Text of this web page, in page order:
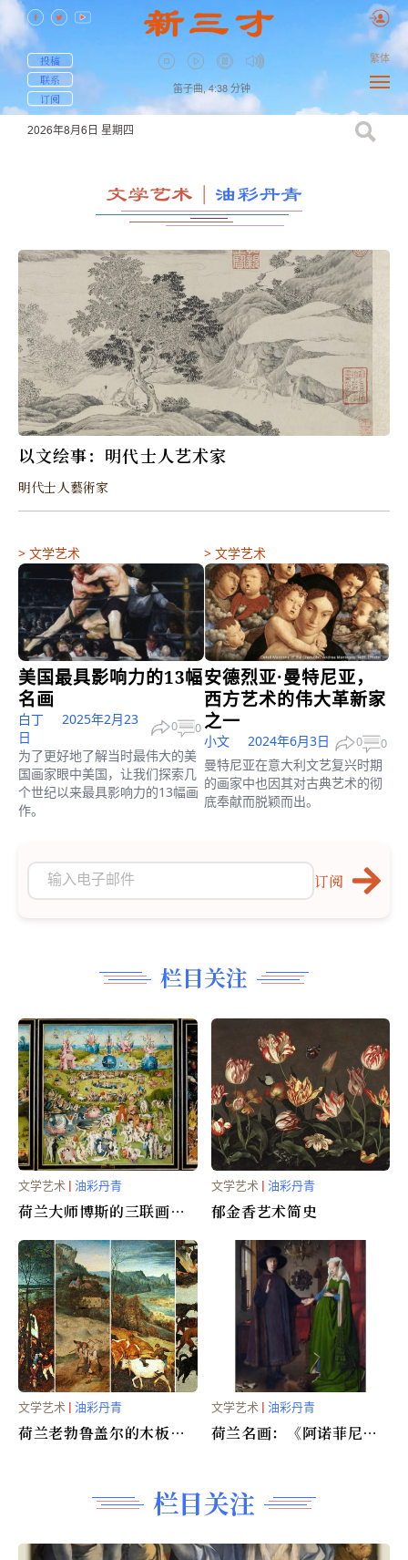
投稿
联系
订阅
笛子曲, 4:38 分钟
繁体
2026年8月6日 星期四
文学艺术 ｜ 油彩丹青
订阅
以文绘事：明代士人艺术家
明代士人藝術家
> 文学艺术
美国最具影响力的13幅
名画
白丁
2025年2月23
日
0 0
为了更好地了解当时最伟大的美
国画家眼中美国，让我们探索几
个世纪以来最具影响力的13幅画
作。
> 文学艺术
安德烈亚·曼特尼亚，
西方艺术的伟大革新家
之一
小文 2024年6月3日 0 0
曼特尼亚在意大利文艺复兴时期
的画家中也因其对古典艺术的彻
底奉献而脱颖而出。
栏目关注
文学艺术 | 油彩丹青
荷兰大师博斯的三联画︰
文学艺术 | 油彩丹青
郁金香艺术简史
文学艺术 | 油彩丹青
荷兰老勃鲁盖尔的木板油
文学艺术 | 油彩丹青
荷兰名画：《阿诺菲尼的
栏目关注